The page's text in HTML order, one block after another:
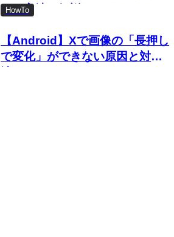
する方法を解説
HowTo
【Android】Xで画像の「長押し
で変化」ができない原因と対処